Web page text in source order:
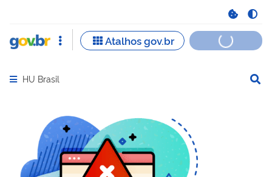
Abrir menu principal de navegação
HU Brasil